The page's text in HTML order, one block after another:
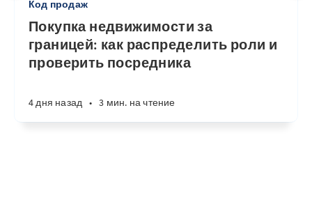
Код продаж
Покупка недвижимости за
границей: как распределить роли и
проверить посредника
4 дня назад • 3 мин. на чтение